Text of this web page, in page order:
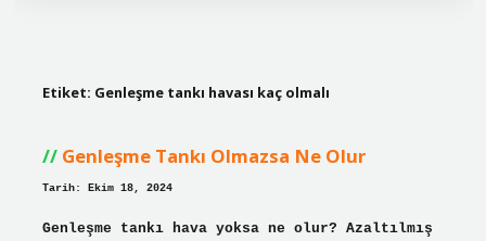
Etiket: Genleşme tankı havası kaç olmalı
Genleşme Tankı Olmazsa Ne Olur
Tarih: Ekim 18, 2024
Genleşme tankı hava yoksa ne olur? Azaltılmış